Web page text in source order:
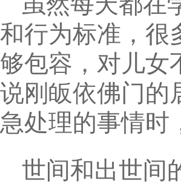
和行为标准，很
够包容，对儿女
说刚皈依佛门的
急处理的事情时
世间和出世间